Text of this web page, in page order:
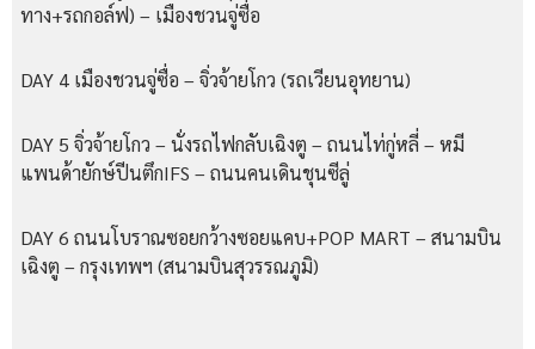
ทาง+รถกอล์ฟ) – เมืองชวนจู่ซื่อ
DAY 4 เมืองชวนจู่ซื่อ – จิ่วจ้ายโกว (รถเวียนอุทยาน)
DAY 5 จิ่วจ้ายโกว – นั่งรถไฟกลับเฉิงตู – ถนนไท่กู่หลี่ – หมี
แพนด้ายักษ์ปีนตึกIFS – ถนนคนเดินชุนซีลู่
DAY 6 ถนนโบราณซอยกว้างซอยแคบ+POP MART – สนามบิน
เฉิงตู – กรุงเทพฯ (สนามบินสุวรรณภูมิ)